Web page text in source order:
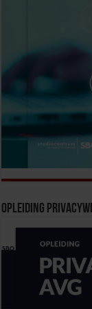
Opleiding